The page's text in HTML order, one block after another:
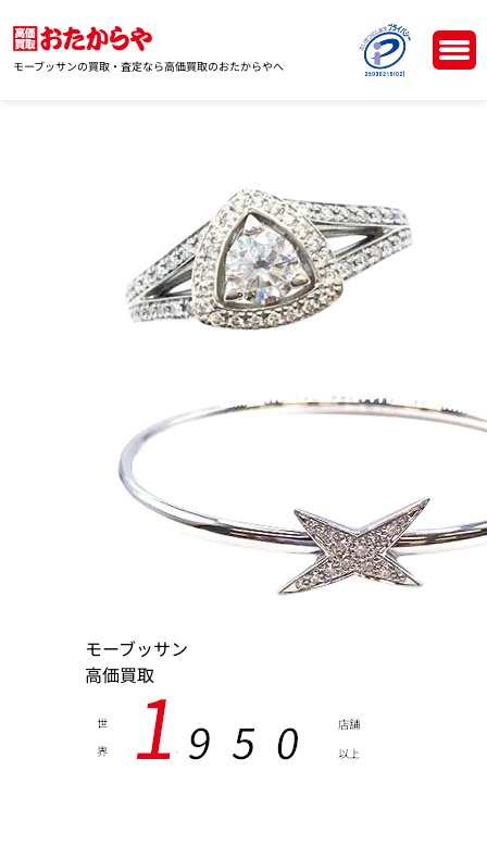
モーブッサンの買取・査定なら高価買取のおたからやへ
モーブッサン
高価買取
世
界
店舗
以上
1, 9 5 0